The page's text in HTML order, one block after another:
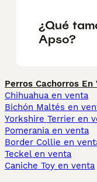
¿Qué
Apso?
Perros Cachorros En
Chihuahua en venta
Bichón Maltés en
Yorkshire Terrier en
Pomerania en venta
Border Collie en
Teckel en venta
Caniche Toy en venta